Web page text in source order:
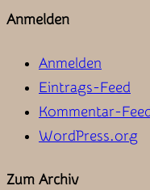
Anmelden
Anmelden
Eintrags-Feed
Kommentar-
WordPress.org
Zum Archiv